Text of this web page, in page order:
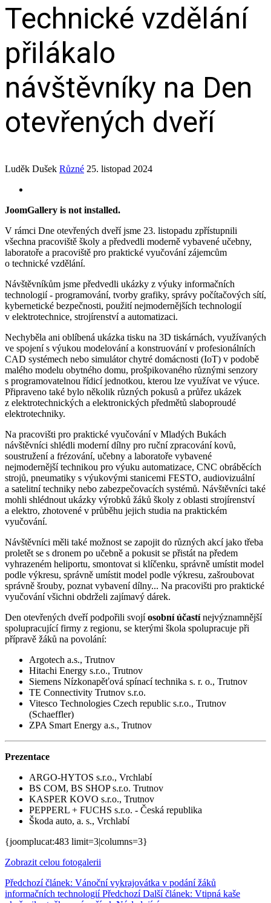
Technické vzdělání
přilákalo
návštěvníky na Den
otevřených dveří
Luděk Dušek Různé 25. listopad 2024
JoomGallery is not installed.
V rámci Dne otevřených dveří jsme 23. listopadu zpřístupnili
všechna pracoviště školy a předvedli moderně vybavené učebny,
laboratoře a pracoviště pro praktické vyučování zájemcům
o technické vzdělání.
Návštěvníkům jsme předvedli ukázky z výuky informačních
technologií ‑ programování, tvorby grafiky, správy počítačových sítí,
kybernetické bezpečnosti, použití nejmodernějších technologií
v elektrotechnice, strojírenství a automatizaci.
Nechyběla ani oblíbená ukázka tisku na 3D tiskárnách, využívaných
ve spojení s výukou modelování a konstruování v profesionálních
CAD systémech nebo simulátor chytré domácnosti (IoT) v podobě
malého modelu obytného domu, prošpikovaného různými senzory
s programovatelnou řídicí jednotkou, kterou lze využívat ve výuce.
Připraveno také bylo několik různých pokusů a průřez ukázek
z elektrotechnických a elektronických předmětů slaboproudé
elektrotechniky.
Na pracovišti pro praktické vyučování v Mladých Bukách
návštěvníci shlédli moderní dílny pro ruční zpracování kovů,
soustružení a frézování, učebny a laboratoře vybavené
nejmodernější technikou pro výuku automatizace, CNC obráběcích
strojů, pneumatiky s výukovými stanicemi FESTO, audiovizuální
a satelitní techniky nebo zabezpečovacích systémů. Návštěvníci také
mohli shlédnout ukázky výrobků žáků školy z oblasti strojírenství
a elektro, zhotovené v průběhu jejich studia na praktickém
vyučování.
Návštěvníci měli také možnost se zapojit do různých akcí jako třeba
proletět se s dronem po učebně a pokusit se přistát na předem
vyhrazeném heliportu, smontovat si klíčenku, správně umístit model
podle výkresu, správně umístit model podle výkresu, zašroubovat
správně šrouby, poznat vybavení dílny... Na pracovišti pro praktické
vyučování všichni obdrželi zajímavý dárek.
Den otevřených dveří podpořili svojíosobní účastínejvýznamnější
spolupracující firmy z regionu, se kterými škola spolupracuje při
přípravě žáků na povolání:
Argotech a.s., Trutnov
Hitachi Energy s.r.o., Trutnov
Siemens Nízkonapěťová spínací technika s. r. o., Trutnov
TE Connectivity Trutnov s.r.o.
Vitesco Technologies Czech republic s.r.o., Trutnov
(Schaeffler)
ZPA Smart Energy a.s., Trutnov
Prezentace
ARGO-HYTOS s.r.o., Vrchlabí
BS COM, BS SHOP s.r.o. Trutnov
KASPER KOVO s.r.o., Trutnov
PEPPERL + FUCHS s.r.o. ‑ Česká republika
Škoda auto, a. s., Vrchlabí
{joomplucat:483 limit=3|columns=3}
Zobrazit celou fotogalerii
Předchozí článek: Vánoční vykrajovátka v podání žáků
informačních technologiíPředchozí Další článek: Vtipná kaše